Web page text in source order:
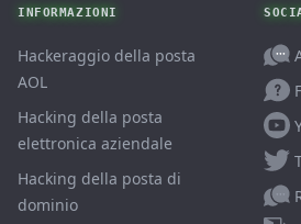
INFORMAZIONI
Hackeraggio della posta
AOL
Hacking della posta
elettronica aziendale
Hacking della posta di
dominio